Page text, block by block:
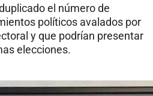
el número de
políticos avalados por
y que podrían presentar
elecciones.